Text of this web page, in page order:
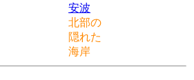
安波
北部の
隠れた
海岸